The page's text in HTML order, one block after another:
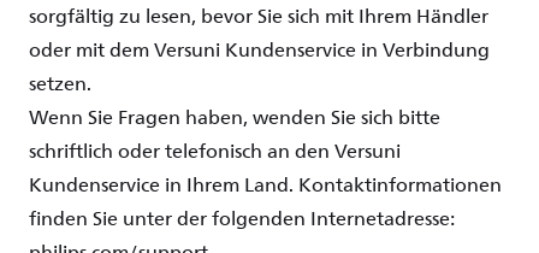
sorgfältig zu lesen, bevor Sie sich mit Ihrem Händler
oder mit dem Versuni Kundenservice in Verbindung
setzen.
Wenn Sie Fragen haben, wenden Sie sich bitte
schriftlich oder telefonisch an den Versuni
Kundenservice in Ihrem Land. Kontaktinformationen
finden Sie unter der folgenden Internetadresse: